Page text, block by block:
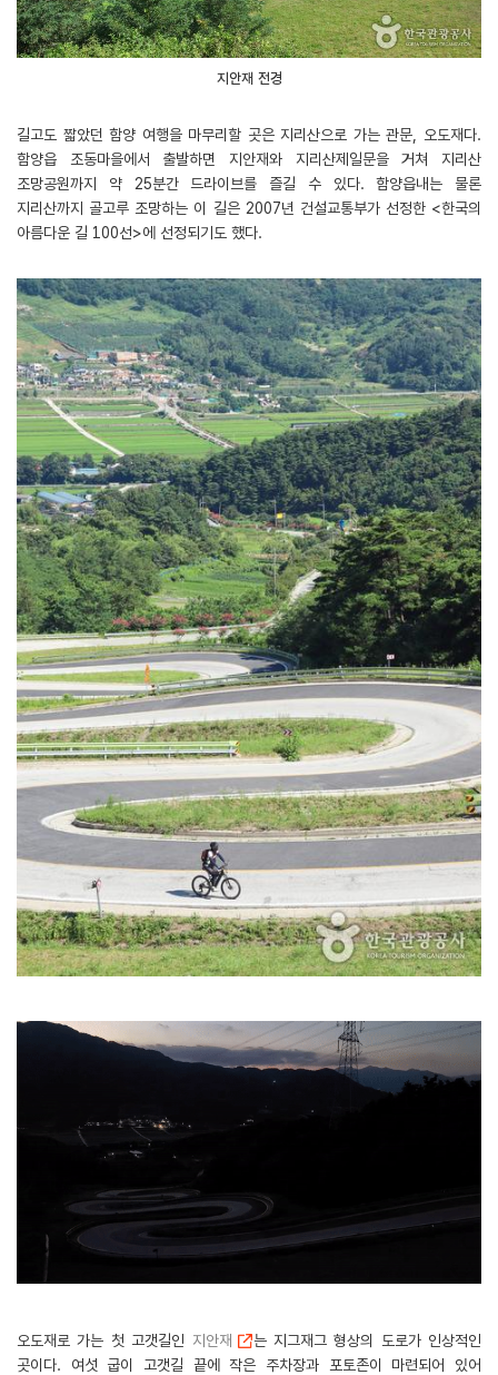
지안재 전경
길고도 짧았던 함양 여행을 마무리할 곳은 지리산으로 가는 관문, 오도재다.
함양읍 조동마을에서 출발하면 지안재와 지리산제일문을 거쳐 지리산
조망공원까지 약 25분간 드라이브를 즐길 수 있다. 함양읍내는 물론
지리산까지 골고루 조망하는 이 길은 2007년 건설교통부가 선정한 <한국의
아름다운 길 100선>에 선정되기도 했다.
오도재로 가는 첫 고갯길인 지안재
는 지그재그 형상의 도로가 인상적인
곳이다. 여섯 굽이 고갯길 끝에 작은 주차장과 포토존이 마련되어 있어